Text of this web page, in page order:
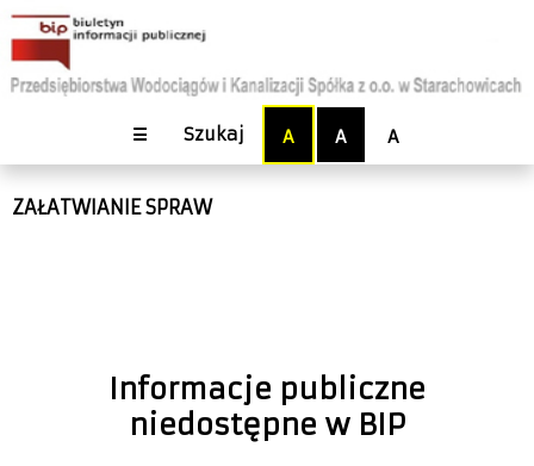
☰ Szukaj A A A
ZAŁATWIANIE SPRAW
Informacje publiczne
niedostępne w BIP